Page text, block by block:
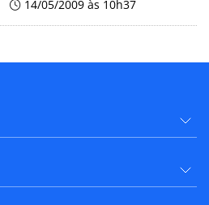
14/05/2009 às 10h37